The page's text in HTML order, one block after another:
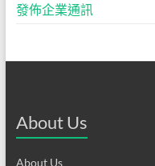
發佈企業通訊
About Us
About Us